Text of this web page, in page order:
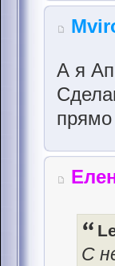
А я
прямо
С